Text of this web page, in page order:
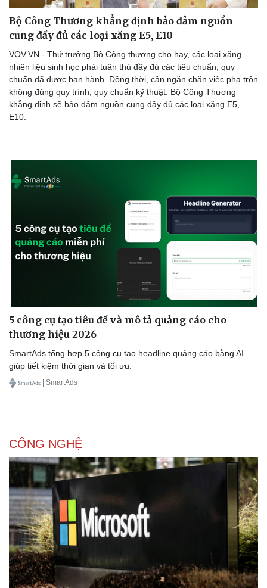
Văn hóa
Sân khấu - Điện ảnh
Văn học
Giải trí
Nghệ sĩ
Thời trang
Sao Việt
Bộ Công Thương khẳng định bảo đảm nguồn
cung đầy đủ các loại xăng E5, E10
VOV.VN - Thứ trưởng Bộ Công thương cho hay, các loại xăng
nhiên liệu sinh học phải tuân thủ đầy đủ các tiêu chuẩn, quy
chuẩn đã được ban hành. Đồng thời, cần ngăn chặn việc pha trộn
không đúng quy trình, quy chuẩn kỹ thuật. Bộ Công Thương
khẳng định sẽ bảo đảm nguồn cung đầy đủ các loại xăng E5,
E10.
5 công cụ tạo tiêu đề và mô tả quảng cáo cho
thương hiệu 2026
SmartAds tổng hợp 5 công cụ tạo headline quảng cáo bằng AI
giúp tiết kiệm thời gian và tối ưu.
| SmartAds
CÔNG NGHỆ